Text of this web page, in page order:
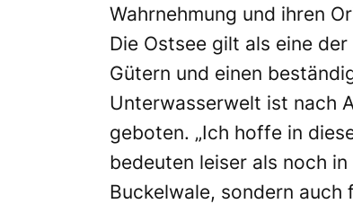
Wahrnehmung und ihren
Die Ostsee gilt als eine
Gütern und einen
Unterwasserwelt ist nach
geboten. „Ich hoffe in
bedeuten leiser als noch
Buckelwale, sondern auch